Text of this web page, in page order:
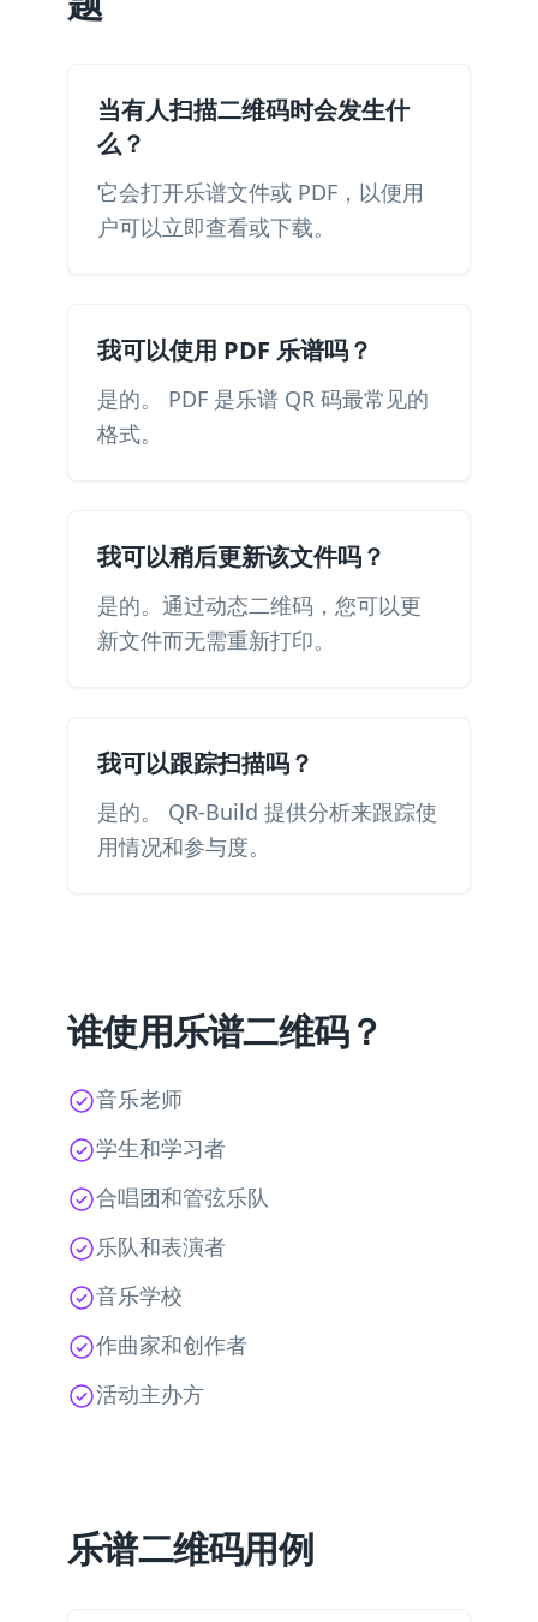
当有人扫描二维码时会发生什
么？
它会打开乐谱文件或 PDF，以便用
户可以立即查看或下载。
我可以使用 PDF 乐谱吗？
是的。 PDF 是乐谱 QR 码最常见的
格式。
我可以稍后更新该文件吗？
是的。通过动态二维码，您可以更
新文件而无需重新打印。
我可以跟踪扫描吗？
是的。 QR-Build 提供分析来跟踪使
用情况和参与度。
谁使用乐谱二维码？
音乐老师
学生和学习者
合唱团和管弦乐队
乐队和表演者
音乐学校
作曲家和创作者
活动主办方
乐谱二维码用例